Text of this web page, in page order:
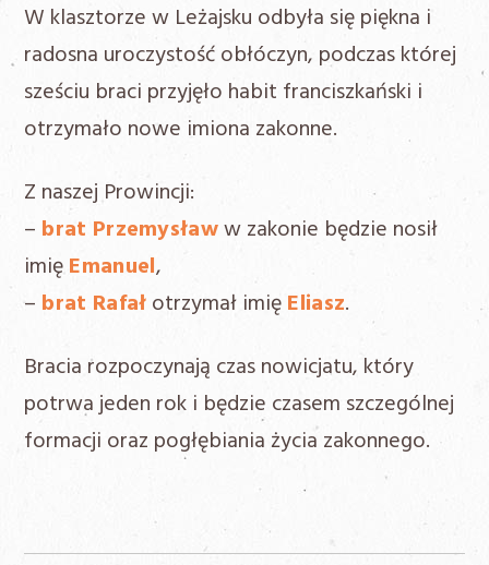
W klasztorze w Leżajsku odbyła się piękna i
radosna uroczystość obłóczyn, podczas której
sześciu braci przyjęło habit franciszkański i
otrzymało nowe imiona zakonne.
Z naszej Prowincji:
– brat Przemysławw zakonie będzie nosił
imięEmanuel,
– brat Rafałotrzymał imięEliasz.
Bracia rozpoczynają czas nowicjatu, który
potrwa jeden rok i będzie czasem szczególnej
formacji oraz pogłębiania życia zakonnego.